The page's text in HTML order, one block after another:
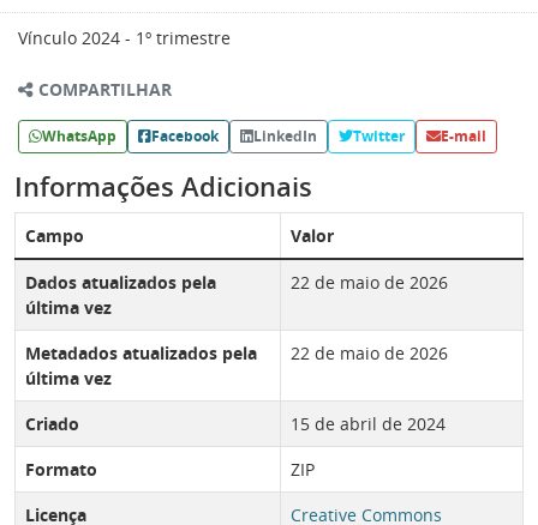
Vínculo 2024 - 1º trimestre
COMPARTILHAR
WhatsApp Facebook LinkedIn Twitter E-mail
Informações Adicionais
Campo Valor
Dados atualizados pela
última vez
22 de maio de 2026
Metadados atualizados pela
última vez
22 de maio de 2026
Criado
15 de abril de 2024
Formato
ZIP
Licença
Creative Commons